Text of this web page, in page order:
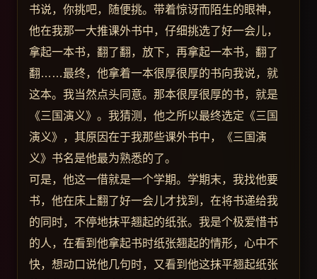
书说，你挑吧，随便挑。带着惊讶而陌生的眼神，
他在我那一大推课外书中，仔细挑选了好一会儿，
拿起一本书，翻了翻，放下，再拿起一本书，翻了
翻……最终，他拿着一本很厚很厚的书向我说，就
这本。我当然点头同意。那本很厚很厚的书，就是
《三国演义》。我猜测，他之所以最终选定《三国
演义》，其原因在于我那些课外书中，《三国演
义》书名是他最为熟悉的了。
可是，他这一借就是一个学期。学期末，我找他要
书，他在床上翻了好一会儿才找到，在将书递给我
的同时，不停地抹平翘起的纸张。我是个极爱惜书
的人，在看到他拿起书时纸张翘起的情形，心中不
快，想动口说他几句时，又看到他这抹平翘起纸张